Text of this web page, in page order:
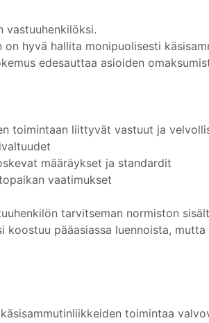
vastuuhenkilöksi.
on hyvä hallita monipuolisesti
edesauttaa asioiden
toimintaan liittyvät vastuut ja
määräykset ja standardit
vaatimukset
tarvitseman normiston
koostuu pääasiassa luennoista,
toimintaa